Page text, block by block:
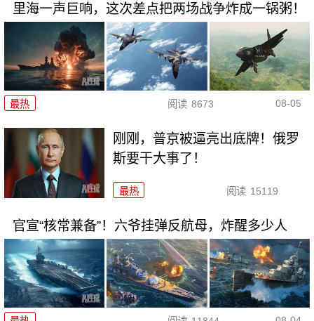
里海一声巨响，这次差点把两场战争炸成一锅粥！
最热 阅读 8673 08-05
刚刚，普京被逼亮出底牌！俄罗
斯要干大事了！
最热 阅读 15119
官宣“核常兼备”！六爷挂弹反航母，炸醒多少人